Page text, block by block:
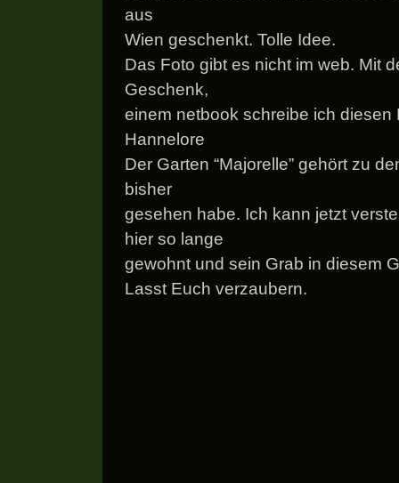
aus
Wien geschenkt. Tolle Idee.
Das Foto gibt es nicht im web. Mit
Geschenk,
einem netbook schreibe ich diesen
Hannelore
Der Garten “Majorelle” gehört zu
bisher
gesehen habe. Ich kann jetzt
hier so lange
gewohnt und sein Grab in diesem
Lasst Euch verzaubern.